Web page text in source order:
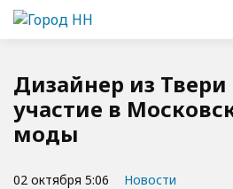
Дизайнер из
участие в
моды
02 октября 5:06 Новости